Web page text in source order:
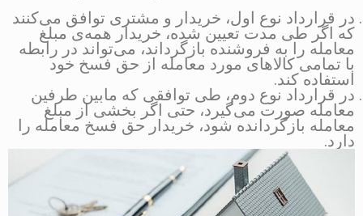
در قرارداد نوع اول، خریدار و مشتری توافق می‌کنند
که اگر طی مدت تعیین شده، خریدار همه‌ی مبلغ
معامله را به فروشنده بازگرداند، می‌تواند در رابطه
با تمامی کالاهای مورد معامله از حق فسخ خود
استفاده کند.
در قرارداد نوع دوم، طی توافقی که مابین طرفین
معامله صورت می‌گیرد، حتی اگر بخشی از مبلغ
معامله بازگردانده شود، خریدار حق فسخ معامله را
دارد.